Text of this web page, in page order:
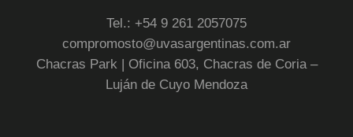
Tel.: +54 9 261 2057075
compromosto@uvasargentinas.com.ar
Chacras Park | Oficina 603, Chacras de Coria –
Luján de Cuyo Mendoza